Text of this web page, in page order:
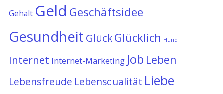
Gehalt Geld Geschäftsidee
Gesundheit GlückGlücklich Hund
Internet Internet-Marketing Job Leben
Lebensfreude Lebensqualität Liebe